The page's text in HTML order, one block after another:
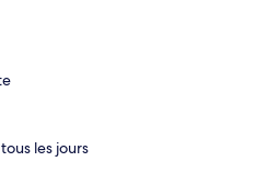
les jours